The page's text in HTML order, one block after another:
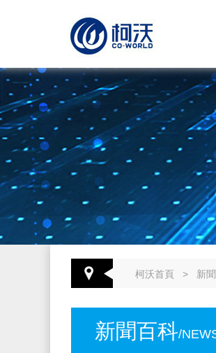
柯沃首頁 > 新
新聞百科/